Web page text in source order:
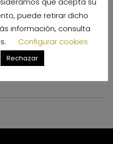
puede retirar dicho
información, consulta
. Configurar cookies
Rechazar